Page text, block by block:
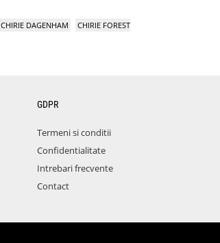
CHIRIE DAGENHAM
CHIRIE FOREST
GDPR
Termeni si conditii
Confidentialitate
Intrebari frecvente
Contact